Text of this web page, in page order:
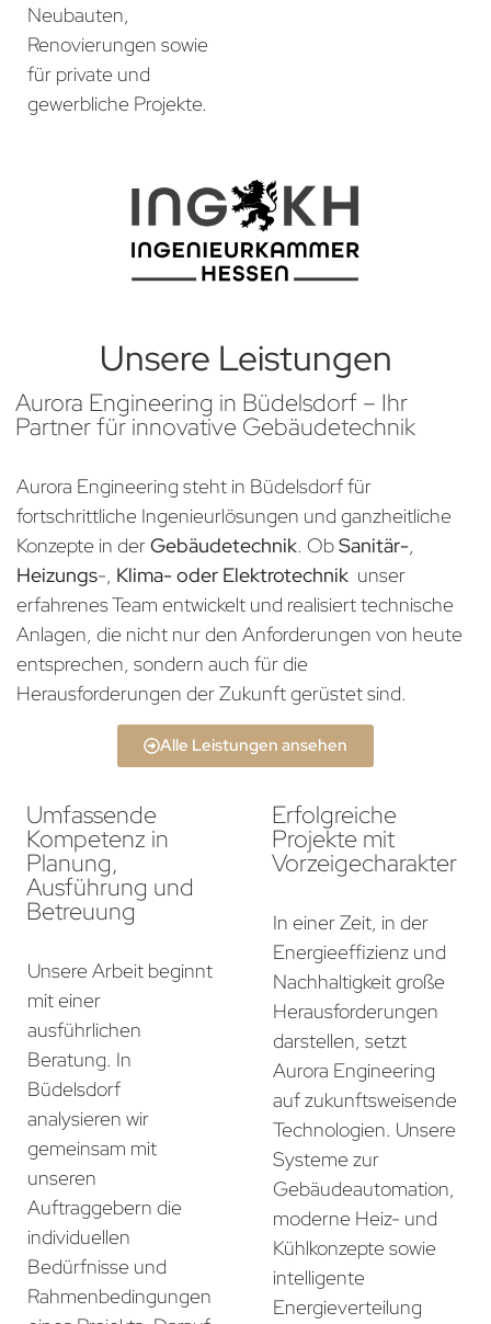
Neubauten,
Renovierungen sowie
für private und
gewerbliche Projekte.
Unsere Leistungen
Aurora Engineering in Büdelsdorf – Ihr
Partner für innovative Gebäudetechnik
Aurora Engineering steht in Büdelsdorf für
fortschrittliche Ingenieurlösungen und ganzheitliche
Konzepte in derGebäudetechnik. ObSanitär-,
Heizungs-, Klima- oder Elektrotechnik unser
erfahrenes Team entwickelt und realisiert technische
Anlagen, die nicht nur den Anforderungen von heute
entsprechen, sondern auch für die
Herausforderungen der Zukunft gerüstet sind.
Alle Leistungen ansehen
Umfassende
Kompetenz in
Planung,
Ausführung und
Betreuung
Unsere Arbeit beginnt
mit einer
ausführlichen
Beratung. In
Büdelsdorf
analysieren wir
gemeinsam mit
unseren
Auftraggebern die
individuellen
Bedürfnisse und
Rahmenbedingungen
Erfolgreiche
Projekte mit
Vorzeigecharakter
In einer Zeit, in der
Energieeffizienz und
Nachhaltigkeit große
Herausforderungen
darstellen, setzt
Aurora Engineering
auf zukunftsweisende
Technologien. Unsere
Systeme zur
Gebäudeautomation,
moderne Heiz- und
Kühlkonzepte sowie
intelligente
Energieverteilung